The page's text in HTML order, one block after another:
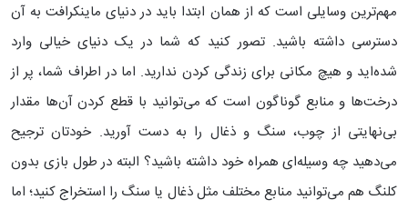
مهم‌ترین وسایلی است که از همان ابتدا باید در دنیای ماینکرافت به آن
دسترسی داشته باشید. تصور کنید که شما در یک دنیای خیالی وارد
شده‌اید و هیچ مکانی برای زندگی کردن ندارید. اما در اطراف شما، پر از
درخت‌ها و منابع گوناگون است که می‌توانید با قطع کردن آن‌ها مقدار
بی‌نهایتی از چوب، سنگ و ذغال را به دست آورید. خودتان ترجیح
می‌دهید چه وسیله‌ای همراه خود داشته باشید؟ البته در طول بازی بدون
کلنگ هم می‌توانید منابع مختلف مثل ذغال یا سنگ را استخراج کنید؛ اما